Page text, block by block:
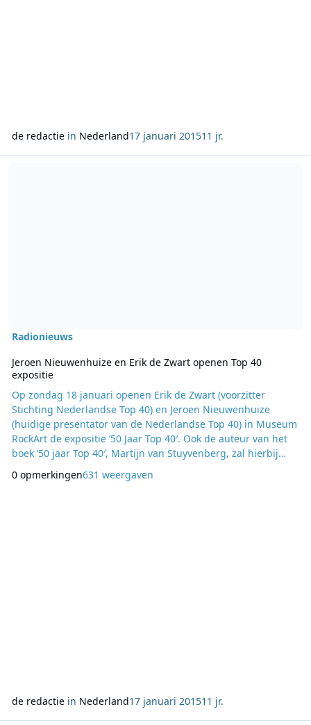
de redactiein Nederland17 januari 201511 jr.
Radionieuws
Jeroen Nieuwenhuize en Erik de Zwart openen Top 40
expositie
Op zondag 18 januari openen Erik de Zwart (voorzitter
Stichting Nederlandse Top 40) en Jeroen Nieuwenhuize
(huidige presentator van de Nederlandse Top 40) in Museum
RockArt de expositie ’50 Jaar Top 40′. Ook de auteur van het
boek ’50 jaar Top 40′, Martijn van Stuyvenberg, zal hierbij
Top 40 de komende maanden centraal. Aan de hand van o.a.
0 opmerkingen631 weergaven
de redactiein Nederland17 januari 201511 jr.